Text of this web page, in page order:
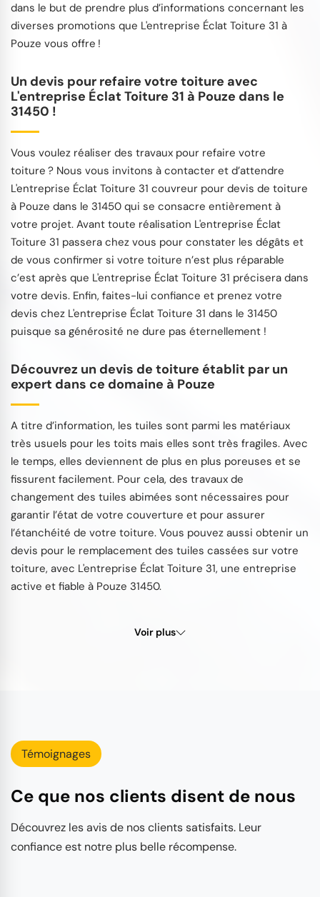
dans le but de prendre plus d’informations concernant les
diverses promotions que L'entreprise Éclat Toiture 31 à
Pouze vous offre !
Un devis pour refaire votre toiture avec
L'entreprise Éclat Toiture 31 à Pouze dans le
31450 !
Vous voulez réaliser des travaux pour refaire votre
toiture ? Nous vous invitons à contacter et d’attendre
L'entreprise Éclat Toiture 31 couvreur pour devis de toiture
à Pouze dans le 31450 qui se consacre entièrement à
votre projet. Avant toute réalisation L'entreprise Éclat
Toiture 31 passera chez vous pour constater les dégâts et
de vous confirmer si votre toiture n’est plus réparable
c’est après que L'entreprise Éclat Toiture 31 précisera dans
votre devis. Enfin, faites-lui confiance et prenez votre
devis chez L'entreprise Éclat Toiture 31 dans le 31450
puisque sa générosité ne dure pas éternellement !
Découvrez un devis de toiture établit par un
expert dans ce domaine à Pouze
A titre d’information, les tuiles sont parmi les matériaux
très usuels pour les toits mais elles sont très fragiles. Avec
le temps, elles deviennent de plus en plus poreuses et se
fissurent facilement. Pour cela, des travaux de
changement des tuiles abimées sont nécessaires pour
garantir l’état de votre couverture et pour assurer
l’étanchéité de votre toiture. Vous pouvez aussi obtenir un
devis pour le remplacement des tuiles cassées sur votre
toiture, avec L'entreprise Éclat Toiture 31, une entreprise
active et fiable à Pouze 31450.
Voir plus
Témoignages
Ce que nos clients disent de nous
Découvrez les avis de nos clients satisfaits. Leur
confiance est notre plus belle récompense.